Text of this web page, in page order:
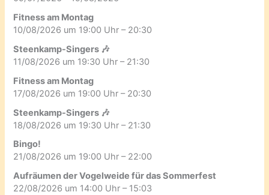
Fitness am Montag
10/08/2026 um 19:00 Uhr – 20:30
Steenkamp-Singers 🎶
11/08/2026 um 19:30 Uhr – 21:30
Fitness am Montag
17/08/2026 um 19:00 Uhr – 20:30
Steenkamp-Singers 🎶
18/08/2026 um 19:30 Uhr – 21:30
Bingo!
21/08/2026 um 19:00 Uhr – 22:00
Aufräumen der Vogelweide für das Sommerfest
22/08/2026 um 14:00 Uhr – 15:03